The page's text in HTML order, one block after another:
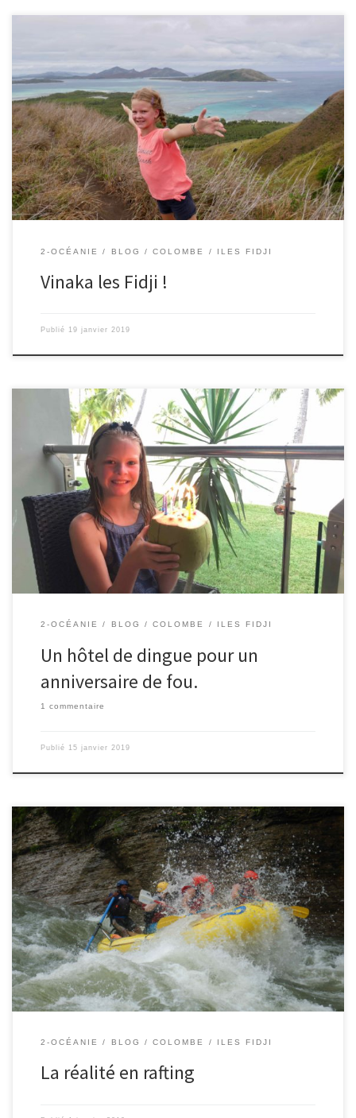
17/01/2019 – Colombe. Voilà la fin du mois passé aux Fidji qui
arrive déjà ce matin. Nous partons pour la Nouvelle-Zélande et
nous disons au revoir à la famille qui nous a accueillis pour notre
dernière nuit. En attendant mon avion, je repense au rafting que
nous avons fait pendant […]
2-OCÉANIE BLOG COLOMBE ILES FIDJI
Vinaka les Fidji !
Publié 19 janvier 2019
15/01/2019 – Colombe. Pour mon anniversaire, le 14 janvier, mes
parents ont réservé un hôtel pour 3 jours. Nous sommes arrivés la
veille de mon anniversaire et avons découvert la super méga
gigantesque piscine. Elle est vraiment trop belle avec son sol
couleur sable, son eau aussi transparente et turquoise […]
2-OCÉANIE BLOG COLOMBE ILES FIDJI
Un hôtel de dingue pour un
anniversaire de fou.
1 commentaire
Publié 15 janvier 2019
31/12/2018 – Colombe. Voici le récit de cette super journée au
coeur des Fidji, directement extrait du cahier de Colombe.
2-OCÉANIE BLOG COLOMBE ILES FIDJI
La réalité en rafting